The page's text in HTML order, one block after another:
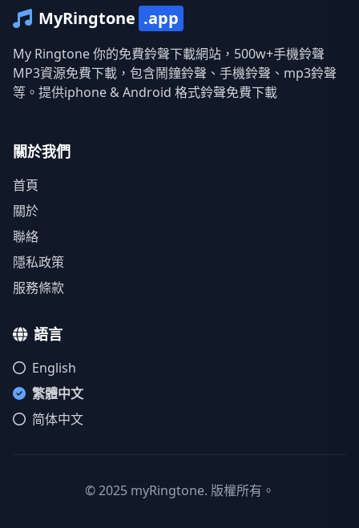
MyRingtone .app
My Ringtone 你的免費鈴聲下載網站，500w+手機鈴聲
MP3資源免費下載，包含鬧鐘鈴聲、手機鈴聲、mp3鈴聲
等。提供iphone & Android 格式鈴聲免費下載
關於我們
首頁
關於
聯絡
隱私政策
服務條款
語言
English
繁體中文
简体中文
© 2025 myRingtone. 版權所有。